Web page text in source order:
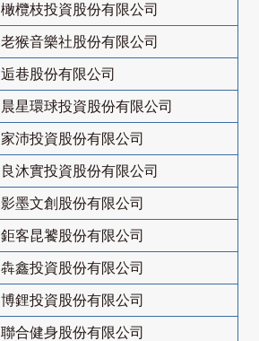
橄欖枝投資股份有限公司
老猴音樂社股份有限公司
逅巷股份有限公司
晨星環球投資股份有限公司
家沛投資股份有限公司
良沐實投資股份有限公司
影墨文創股份有限公司
鉅客昆饕股份有限公司
犇鑫投資股份有限公司
博鋰投資股份有限公司
聯合健身股份有限公司